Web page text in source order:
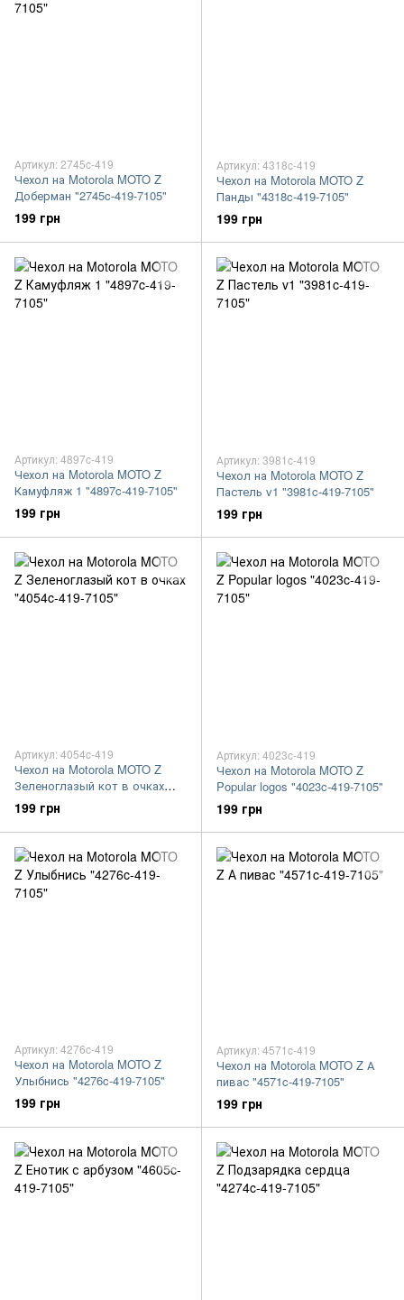
Артикул: 2745c-419
Чехол на Motorola MOTO Z
Доберман "2745c-419-7105"
199 грн
Артикул: 4318c-419
Чехол на Motorola MOTO Z
Панды "4318c-419-7105"
199 грн
Артикул: 4897c-419
Чехол на Motorola MOTO Z
Камуфляж 1 "4897c-419-7105"
199 грн
Артикул: 3981c-419
Чехол на Motorola MOTO Z
Пастель v1 "3981c-419-7105"
199 грн
Артикул: 4054c-419
Чехол на Motorola MOTO Z
Зеленоглазый кот в очках
"4054c-419-7105"
199 грн
Артикул: 4023c-419
Чехол на Motorola MOTO Z
Popular logos "4023c-419-7105"
199 грн
Артикул: 4276c-419
Чехол на Motorola MOTO Z
Улыбнись "4276c-419-7105"
199 грн
Артикул: 4571c-419
Чехол на Motorola MOTO Z А
пивас "4571c-419-7105"
199 грн